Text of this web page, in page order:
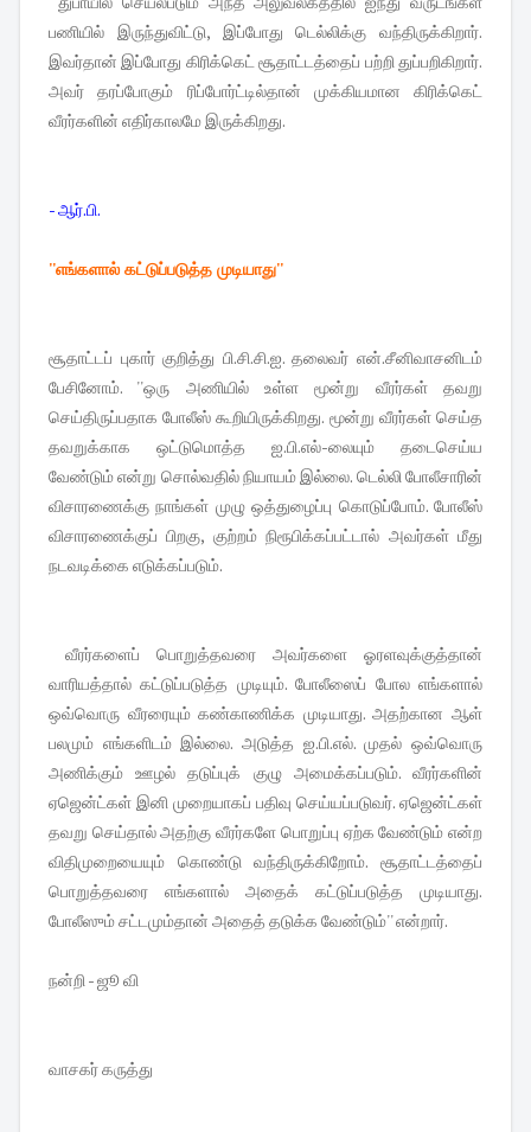
பணியில் இருந்துவிட்டு, இப்போது டெல்லிக்கு வந்திருக்கிறார்.
இவர்தான் இப்போது கிரிக்கெட் சூதாட்டத்தைப் பற்றி துப்பறிகிறார்.
அவர் தரப்போகும் ரிப்போர்ட்டில்தான் முக்கியமான கிரிக்கெட்
வீரர்களின் எதிர்காலமே இருக்கிறது.
- ஆர்.பி.
''எங்களால் கட்டுப்படுத்த முடியாது''
சூதாட்டப் புகார் குறித்து பி.சி.சி.ஐ. தலைவர் என்.சீனிவாசனிடம்
பேசினோம். ''ஒரு அணியில் உள்ள மூன்று வீரர்கள் தவறு
செய்திருப்பதாக போலீஸ் கூறியிருக்கிறது. மூன்று வீரர்கள் செய்த
தவறுக்காக ஒட்டுமொத்த ஐ.பி.எல்-லையும் தடைசெய்ய
வேண்டும் என்று சொல்வதில் நியாயம் இல்லை. டெல்லி போலீசாரின்
விசாரணைக்கு நாங்கள் முழு ஒத்துழைப்பு கொடுப்போம். போலீஸ்
விசாரணைக்குப் பிறகு, குற்றம் நிரூபிக்கப்பட்டால் அவர்கள் மீது
நடவடிக்கை எடுக்கப்படும்.
வீரர்களைப் பொறுத்தவரை அவர்களை ஓரளவுக்குத்தான்
வாரியத்தால் கட்டுப்படுத்த முடியும். போலீஸைப் போல எங்களால்
ஒவ்வொரு வீரரையும் கண்காணிக்க முடியாது. அதற்கான ஆள்
பலமும் எங்களிடம் இல்லை. அடுத்த ஐ.பி.எல். முதல் ஒவ்வொரு
அணிக்கும் ஊழல் தடுப்புக் குழு அமைக்கப்படும். வீரர்களின்
ஏஜென்ட்கள் இனி முறையாகப் பதிவு செய்யப்படுவர். ஏஜென்ட்கள்
தவறு செய்தால் அதற்கு வீரர்களே பொறுப்பு ஏற்க வேண்டும் என்ற
விதிமுறையையும் கொண்டு வந்திருக்கிறோம். சூதாட்டத்தைப்
பொறுத்தவரை எங்களால் அதைக் கட்டுப்படுத்த முடியாது.
போலீஸும் சட்டமும்தான் அதைத் தடுக்க வேண்டும்'' என்றார்.
நன்றி - ஜூ வி
வாசகர் கருத்து